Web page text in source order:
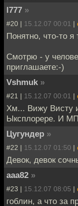
l777 »
#20 | 15.12.07 00:01 |
Понятно, что-то
Смотрю - у
приглашаете:-)
Vshmuk »
#21 | 15.12.07 00:01 |
Хм... Вижу Висту
Ыксплорере. И
Цугундер »
#22 | 15.12.07 01:50 |
Девок, девок
aaa82 »
#23 | 15.12.07 08:05 |
гоблин, а что за